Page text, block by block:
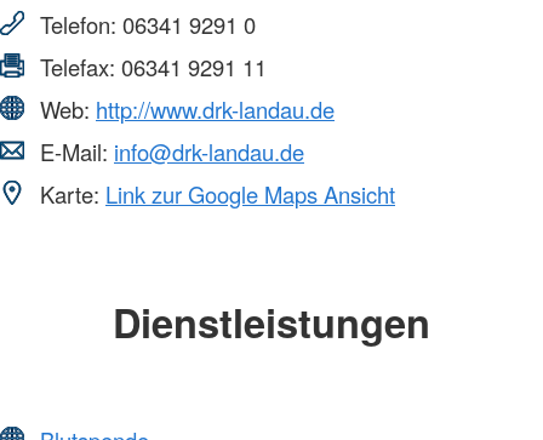
Telefon: 06341 9291 0
Telefax: 06341 9291 11
Web: http://www.drk-landau.de
E-Mail: info@drk-landau.de
Karte: Link zur Google Maps Ansicht
Dienstleistungen